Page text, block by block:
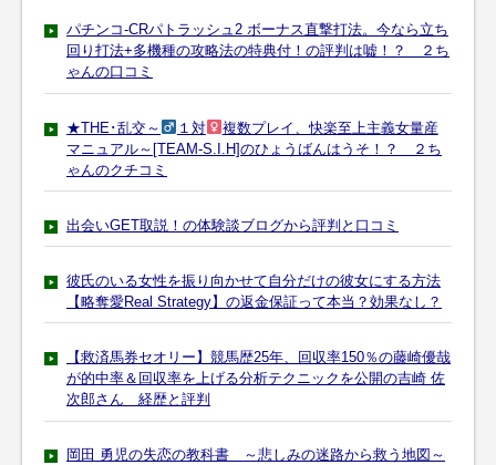
パチンコ-CRパトラッシュ2 ボーナス直撃打法。今なら立ち
回り打法+多機種の攻略法の特典付！の評判は嘘！？ ２ち
ゃんの口コミ
★THE･乱交～ １対
複数プレイ、快楽至上主義女量産
マニュアル～[TEAM-S.I.H]のひょうばんはうそ！？ ２ち
ゃんのクチコミ
出会いGET取説！の体験談ブログから評判と口コミ
彼氏のいる女性を振り向かせて自分だけの彼女にする方法
【略奪愛Real Strategy】の返金保証って本当？効果なし？
【救済馬券セオリー】競馬歴25年、回収率150％の藤崎優哉
が的中率＆回収率を上げる分析テクニックを公開の吉崎 佐
次郎さん 経歴と評判
岡田 勇児の失恋の教科書 ～悲しみの迷路から救う地図～